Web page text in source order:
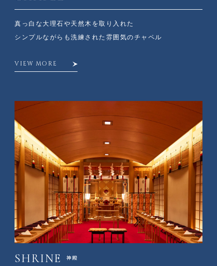
真っ白な大理石や天然木を取り入れた
シンプルながらも洗練された雰囲気のチャペル
VIEW MORE
SHRINE 神殿